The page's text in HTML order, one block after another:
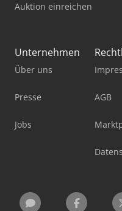
Auktion einreichen
Unternehmen
Über uns
Presse
Jobs
AGB